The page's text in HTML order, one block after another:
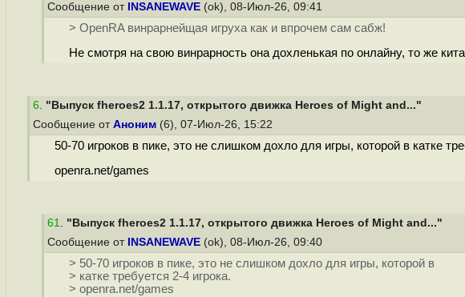
Сообщение от INSANEWAVE (ok), 08-Июл-26, 09:41
> OpenRA винрарнейщая игруха как и впрочем сам сабж!
Не смотря на свою винрарность она дохленькая по онлайну, то же
6. "Выпуск fheroes2 1.1.17, открытого движка Heroes of Might and..."
Сообщение от Аноним (6), 07-Июл-26, 15:22
50-70 игроков в пике, это не слишком дохло для игры, которой в катке
openra.net/games
61. "Выпуск fheroes2 1.1.17, открытого движка Heroes of Might and..."
Сообщение от INSANEWAVE (ok), 08-Июл-26, 09:40
> 50-70 игроков в пике, это не слишком дохло для игры, которой в
> катке требуется 2-4 игрока.
> openra.net/games